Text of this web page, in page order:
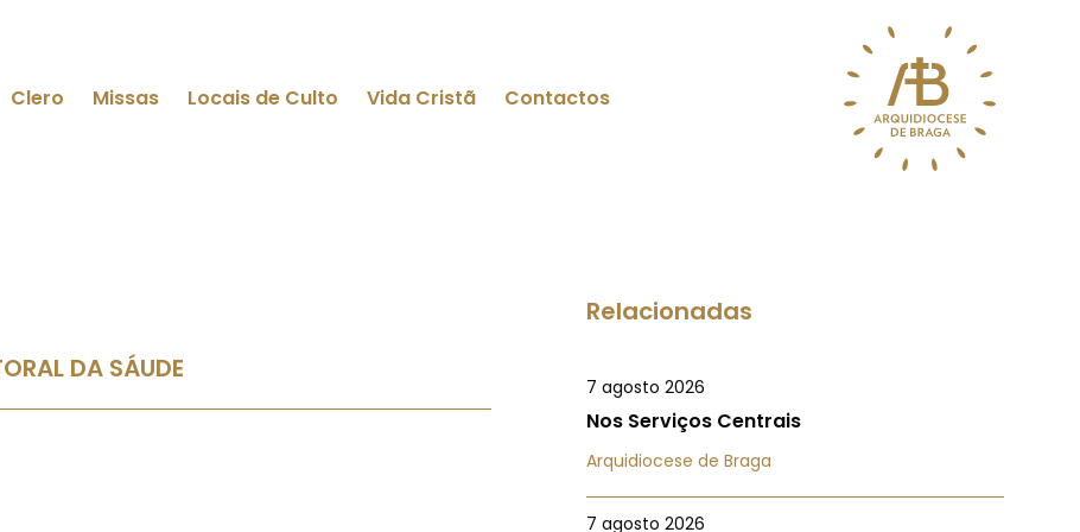
Clero Missas Locais de Culto Vida Cristã Contactos
DA SÁUDE
Relacionadas
7 agosto 2026
Nos Serviços Centrais
Arquidiocese de Braga
7 agosto 2026